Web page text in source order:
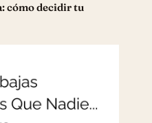
cómo decidir tu